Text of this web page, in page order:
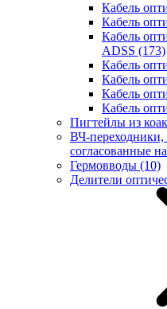
Кабель
Кабель
Кабель
ADSS (173)
Кабель
Кабель
Кабель
Кабель
Пигтейлы из
ВЧ-переходники,
согласованные
Гермовводы (10)
Делители